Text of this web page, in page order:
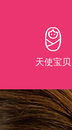
天使宝贝